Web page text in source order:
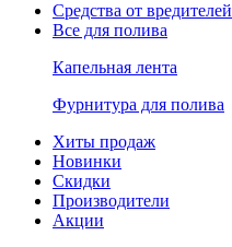
Средства от вредителей
Все для полива
Капельная лента
Фурнитура для полива
Хиты продаж
Новинки
Скидки
Производители
Акции